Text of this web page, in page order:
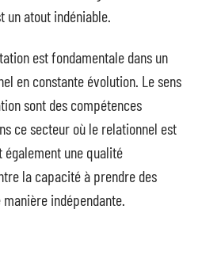
atout indéniable.
est fondamentale dans un
en constante évolution. Le sens
sont des compétences
ce secteur où le relationnel est
également une qualité
la capacité à prendre des
indépendante.